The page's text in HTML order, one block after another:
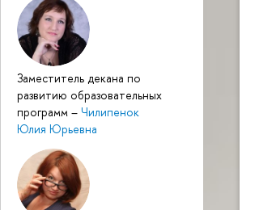
Заместитель декана по
развитию образовательных
программ – Чилипенок
Юлия Юрьевна